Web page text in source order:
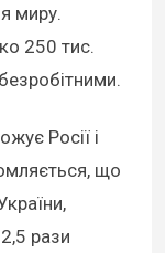
миру.
250 тис.
Росії і
що
рази